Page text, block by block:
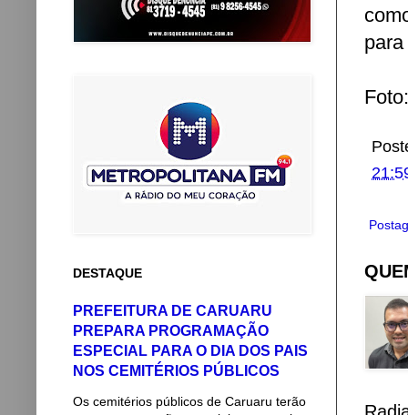
DESTAQUE
PREFEITURA DE CARUARU
PREPARA PROGRAMAÇÃO
ESPECIAL PARA O DIA DOS PAIS
NOS CEMITÉRIOS PÚBLICOS
Os cemitérios públicos de Caruaru terão